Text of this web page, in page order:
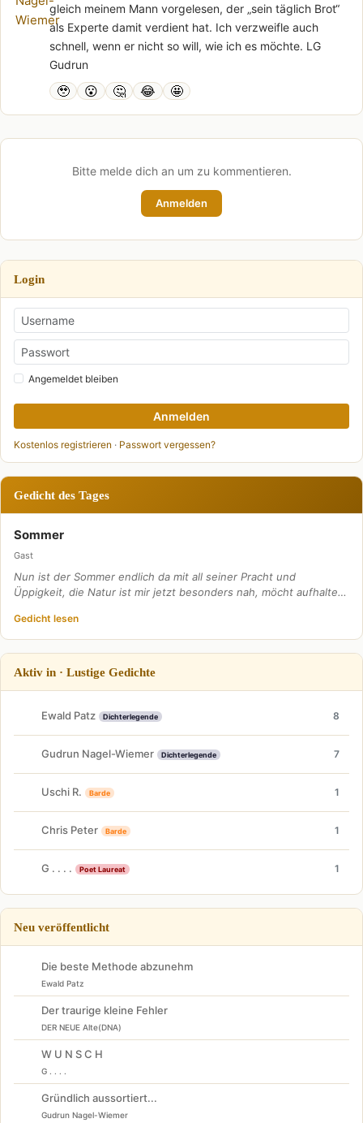
gleich meinem Mann vorgelesen, der „sein täglich Brot“
als Experte damit verdient hat. Ich verzweifle auch
schnell, wenn er nicht so will, wie ich es möchte. LG
Gudrun
🥹 😮 🤔 😂 🤩
Bitte melde dich an um zu kommentieren.
Anmelden
Login
Angemeldet bleiben
Anmelden
Kostenlos registrieren · Passwort vergessen?
Gedicht des Tages
Sommer
Gast
Nun ist der Sommer endlich da mit all seiner Pracht und
Üppigkeit, die Natur ist mir jetzt besonders nah, möcht aufhalte…
Gedicht lesen
Aktiv in · Lustige Gedichte
Ewald Patz Dichterlegende 8
Gudrun Nagel-Wiemer Dichterlegende 7
Uschi R. Barde 1
Chris Peter Barde 1
G . . . . Poet Laureat 1
Neu veröffentlicht
Die beste Methode abzunehm
Ewald Patz
Der traurige kleine Fehler
DER NEUE Alte(DNA)
W U N S C H
G . . . .
Gründlich aussortiert...
Gudrun Nagel-Wiemer